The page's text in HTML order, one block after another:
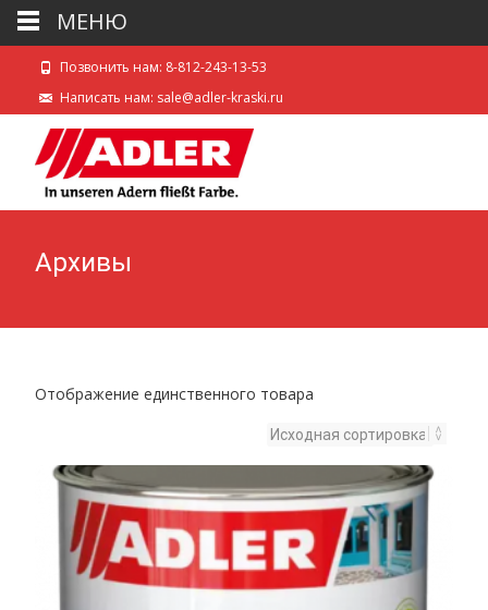
Позвонить нам: 8-812-243-13-53
Написать нам: sale@adler-kraski.ru
Архивы
Отображение единственного товара
МЕНЮ